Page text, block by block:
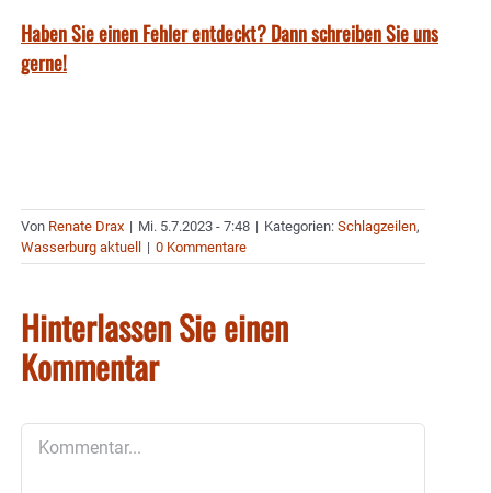
Haben Sie einen Fehler entdeckt? Dann schreiben Sie uns
gerne!
Von Renate Drax | Mi. 5.7.2023 - 7:48 | Kategorien: Schlagzeilen,
Wasserburg aktuell
| 0 Kommentare
Hinterlassen Sie einen
Kommentar